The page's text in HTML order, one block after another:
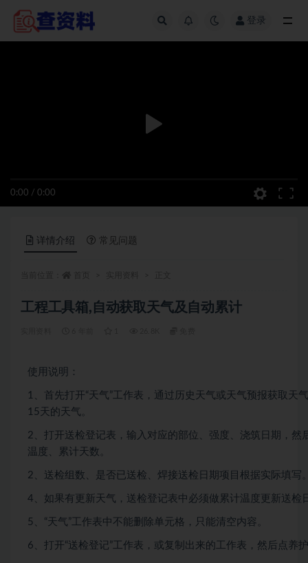
登录
0:00 / 0:00
详情介绍 常见问题
工程工具箱,自动获取天气及自动累计
使用说明：
1、首先打开“天气”工作表，通过历史天气或天气预报获取天
15天的天气。
2、打开送检登记表，输入对应的部位、强度、浇筑日期，
温度、累计天数。
2、送检组数、是否已送检、焊接送检日期项目根据实际填写
4、如果有更新天气，送检登记表中必须做累计温度更新送检
5、“天气”工作表中不能删除单元格，只能清空内容。
6、打开“送检登记”工作表，或复制出来的工作表，然后点养